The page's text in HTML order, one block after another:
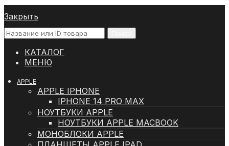
Закрыть
КАТАЛОГ
МЕНЮ
APPLE
APPLE IPHONE
IPHONE 14 PRO MAX
НОУТБУКИ APPLE
НОУТБУКИ APPLE MACBOOK
МОНОБЛОКИ APPLE